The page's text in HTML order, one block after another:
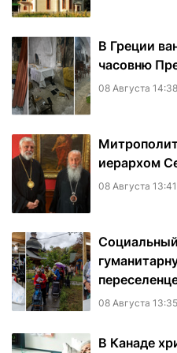
В Греции
часовню
08 Августа 14:38
иерархом
08 Августа 13:41
08 Августа 13:35
В Канаде